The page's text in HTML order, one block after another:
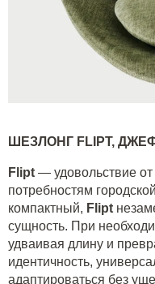
ШЕЗЛОНГ FLIPT,
Flipt — удовольствие
потребностям
компактный, Flipt
сущность. При
удваивая длину и
идентичность,
адаптироваться без